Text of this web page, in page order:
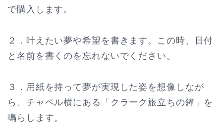
で購入します。
２．叶えたい夢や希望を書きます。この時、日付
と名前を書くのを忘れないでください。
３．用紙を持って夢が実現した姿を想像しなが
ら、チャペル横にある「クラーク旅立ちの鐘」を
鳴らします。